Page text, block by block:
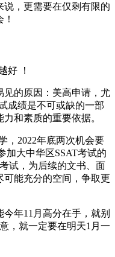
，更需要在仅剩有限的
好 ！
见的原因：美高申请，尤
成绩是不可或缺的一部
和素质的重要依据。
，2022年底两次机会要
加大中华区SSAT考试的
试，为后续的文书、面
能充分的空间，争取更
年11月高分在手，就别
，就一定要在明天1月一